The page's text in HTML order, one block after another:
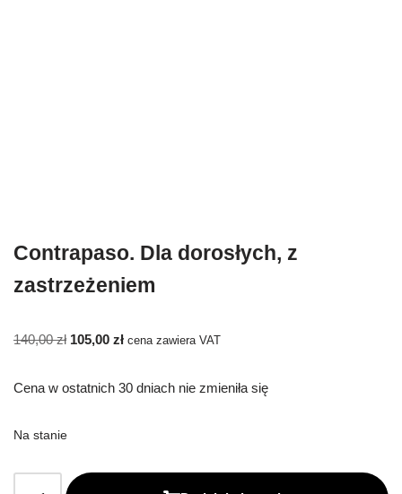
Contrapaso. Dla dorosłych, z
zastrzeżeniem
140,00zł 105,00 zł cena zawiera VAT
Cena w ostatnich 30 dniach nie zmieniła się
Na stanie